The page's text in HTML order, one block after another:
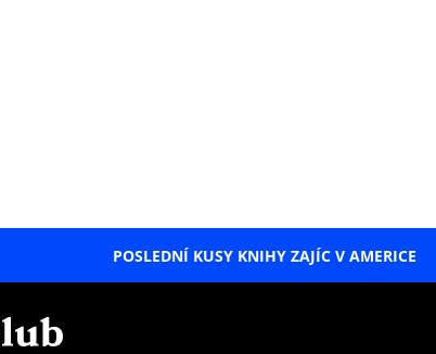
POSLEDNÍ KUSY KNIHY ZAJÍC V AMERICE